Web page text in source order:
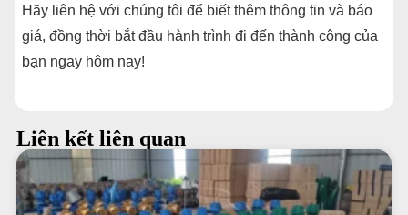
Hãy liên hệ với chúng tôi để biết thêm thông tin và báo
giá, đồng thời bắt đầu hành trình đi đến thành công của
bạn ngay hôm nay!
Liên kết liên quan